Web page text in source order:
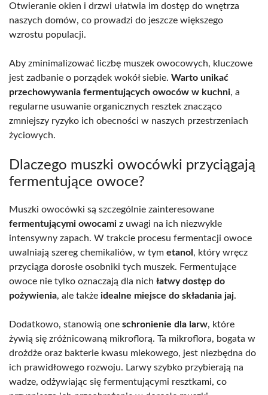
Otwieranie okien i drzwi ułatwia im dostęp do wnętrza
naszych domów, co prowadzi do jeszcze większego
wzrostu populacji.
Aby zminimalizować liczbę muszek owocowych, kluczowe
jest zadbanie o porządek wokół siebie. Warto unikać
przechowywania fermentujących owoców w kuchni, a
regularne usuwanie organicznych resztek znacząco
zmniejszy ryzyko ich obecności w naszych przestrzeniach
życiowych.
Dlaczego muszki owocówki przyciągają
fermentujące owoce?
Muszki owocówki są szczególnie zainteresowane
fermentującymi owocami z uwagi na ich niezwykle
intensywny zapach. W trakcie procesu fermentacji owoce
uwalniają szereg chemikaliów, w tym etanol , który wręcz
przyciąga dorosłe osobniki tych muszek. Fermentujące
owoce nie tylko oznaczają dla nich łatwy dostęp do
pożywienia, ale także idealne miejsce do składania jaj.
Dodatkowo, stanowią one schronienie dla larw, które
żywią się zróżnicowaną mikroflorą. Ta mikroflora, bogata w
drożdże oraz bakterie kwasu mlekowego, jest niezbędna do
ich prawidłowego rozwoju. Larwy szybko przybierają na
wadze, odżywiając się fermentującymi resztkami, co